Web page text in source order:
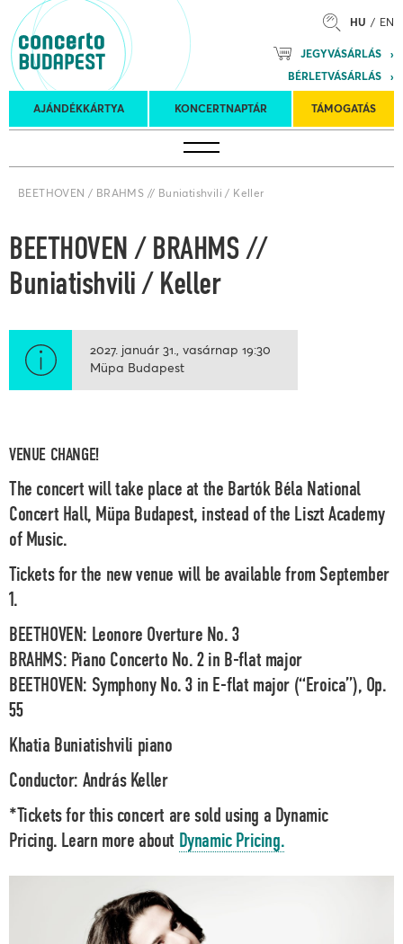
HU EN
JEGYVÁSÁRLÁS
BÉRLETVÁSÁRLÁS
AJÁNDÉKKÁRTYA KONCERTNAPTÁR TÁMOGATÁS
Koncertnaptár
turnék
Kulturális
Program
Felkéréses
koncertek
BEETHOVEN / BRAHMS // Buniatishvili / Keller
BEETHOVEN / BRAHMS //
Buniatishvili / Keller
2027. január 31. vasárnap 19:30
Müpa Budapest
VENUE CHANGE!
The concert will take place at the Bartók Béla National
Concert Hall, Müpa Budapest, instead of the Liszt Academy
of Music.
Tickets for the new venue will be available from September
1.
BEETHOVEN: Leonore Overture No. 3
BRAHMS: Piano Concerto No. 2 in B-flat major
BEETHOVEN: Symphony No. 3 in E-flat major (“Eroica”), Op.
55
Khatia Buniatishvili piano
Conductor: András Keller
*Tickets for this concert are sold using a Dynamic
Pricing. Learn more about Dynamic Pricing.